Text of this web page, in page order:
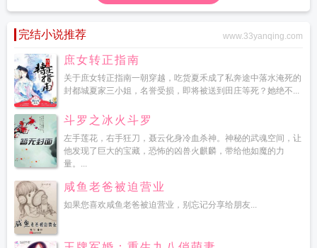
完结小说推荐 www.33yanqing.com
庶女转正指南
关于庶女转正指南一朝穿越，吃货夏禾成了私奔途中落水淹死的
封都城夏家三小姐，名誉受损，即将被送到田庄等死？她绝不...
斗罗之冰火斗罗
左手莲花，右手狂刀，聂云化身冷血杀神。神秘的武魂空间，让
他发现了巨大的宝藏，恐怖的凶兽火麒麟，带给他如魔的力
量。...
咸鱼老爸被迫营业
如果您喜欢咸鱼老爸被迫营业，别忘记分享给朋友...